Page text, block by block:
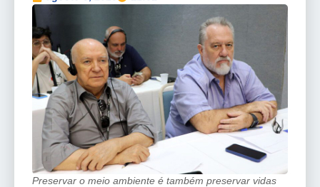
Preservar o meio ambiente é também preservar vidas